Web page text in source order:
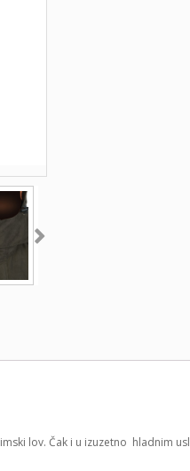
lov. Čak i u izuzetno hladnim